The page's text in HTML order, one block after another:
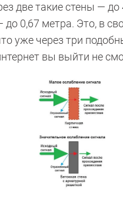
две такие стены — до
до 0,67 метра. Это, в
уже через три
вы выйти не